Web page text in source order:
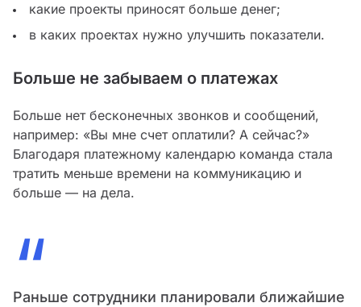
какие проекты приносят больше денег;
в каких проектах нужно улучшить показатели.
Больше не забываем о платежах
Больше нет бесконечных звонков и сообщений,
например: «Вы мне счет оплатили? А сейчас?»
Благодаря платежному календарю команда стала
тратить меньше времени на коммуникацию и
больше — на дела.
“
Раньше сотрудники планировали ближайшие